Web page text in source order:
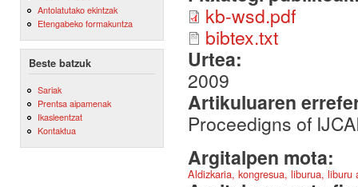
Antolatutako ekintzak
Etengabeko formakuntza
Beste batzuk
Sariak
Prentsa aipamenak
Ikasleentzat
Kontaktua
kb-wsd.pdf
bibtex.txt
Urtea:
2009
Artikuluaren
Proceedigns of
Argitalpen mota:
Aldizkaria, kongresua, liburua,